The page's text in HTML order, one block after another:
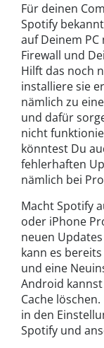
Für deinen
Spotify
auf Deinem
Firewall und
Hilft das noch
installiere sie
nämlich zu
und dafür
nicht
könntest Du
fehlerhaften
nämlich bei
Macht Spotify
oder iPhone
neuen
kann es
und eine
Android
Cache
in den
Spotify und